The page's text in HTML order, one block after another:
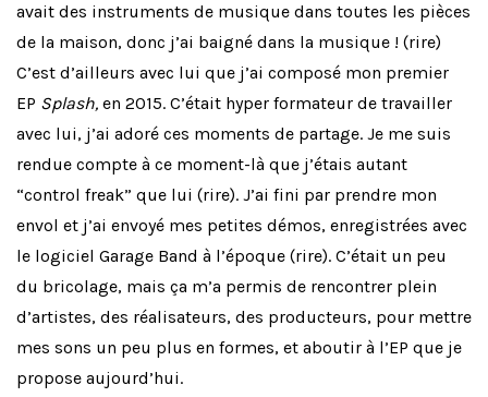
avait des instruments de musique dans toutes les pièces
de la maison, donc j’ai baigné dans la musique ! (rire)
C’est d’ailleurs avec lui que j’ai composé mon premier
EP Splash, en 2015. C’était hyper formateur de travailler
avec lui, j’ai adoré ces moments de partage. Je me suis
rendue compte à ce moment-là que j’étais autant
“control freak” que lui (rire). J’ai fini par prendre mon
envol et j’ai envoyé mes petites démos, enregistrées avec
le logiciel Garage Band à l’époque (rire). C’était un peu
du bricolage, mais ça m’a permis de rencontrer plein
d’artistes, des réalisateurs, des producteurs, pour mettre
mes sons un peu plus en formes, et aboutir à l’EP que je
propose aujourd’hui.